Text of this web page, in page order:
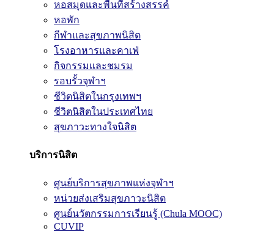
หอสมุดและพื้นที่สร้างสรรค์
หอพัก
กีฬาและสุขภาพนิสิต
โรงอาหารและคาเฟ่
กิจกรรมและชมรม
รอบรั้วจุฬาฯ
ชีวิตนิสิตในกรุงเทพฯ
ชีวิตนิสิตในประเทศไทย
สุขภาวะทางใจนิสิต
บริการนิสิต
ศูนย์บริการสุขภาพแห่งจุฬาฯ
หน่วยส่งเสริมสุขภาวะนิสิต
ศูนย์นวัตกรรมการเรียนรู้ (Chula MOOC)
CUVIP